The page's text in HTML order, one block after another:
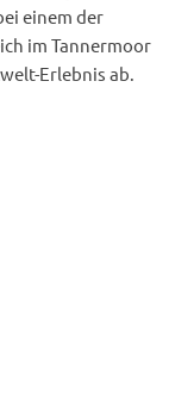
einem der
im Tannermoor
Erlebnis ab.